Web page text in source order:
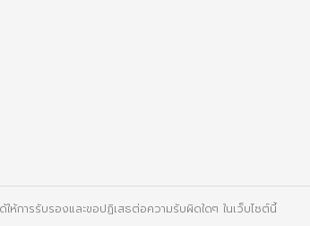
ห้การรับรองและขอปฏิเสธต่อความรับผิดใดๆ ในเว็บไซต์นี้